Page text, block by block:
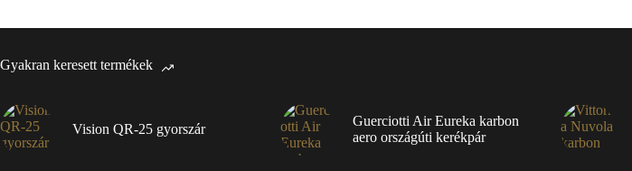
Gyakran keresett termékek
Vision QR-25 gyorszár
Guerciotti Air Eureka karbon
aero országúti kerékpár